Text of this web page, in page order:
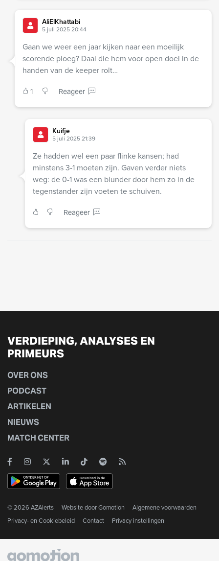
AliElKhattabi
5 juli 2025 20:44
Gaan we weer een jaar kijken naar een moeilijk
scorende ploeg? Daal die hem voor open doel in de
handen van de keeper rolt…
1 Reageer
Kuifje
5 juli 2025 21:39
Ze hadden wel een paar flinke kansen; had
minstens 3-1 moeten zijn. Gaven verder niets
weg: de 0-1 was een blunder door hem zo in de
tegenstander zijn voeten te schuiven.
Reageer
VERDIEPING, ANALYSES EN
PRIMEURS
OVER ONS
PODCAST
ARTIKELEN
NIEUWS
MATCH CENTER
© 2026 AZAlerts Website doorGomotion
Algemene voorwaarden
Privacy- en Cookiebeleid
Contact Privacy instellingen